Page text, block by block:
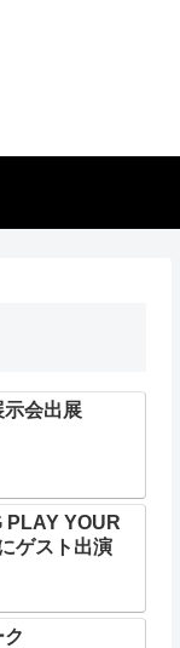
示会出展
PLAY YOUR
ゲスト出演